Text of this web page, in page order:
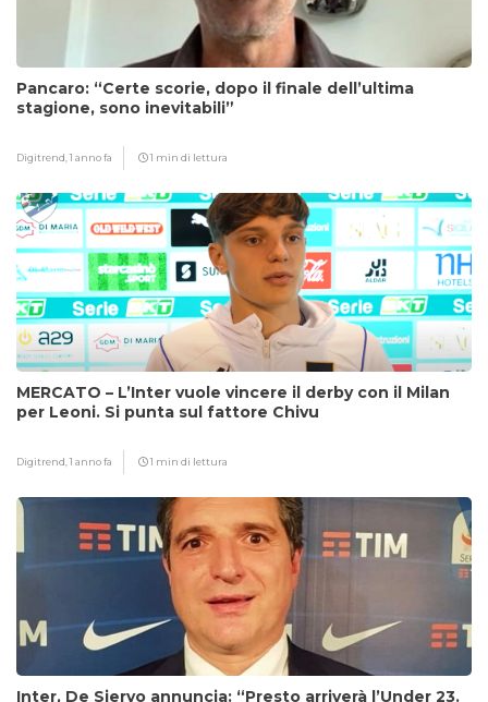
Pancaro: “Certe scorie, dopo il finale dell’ultima
stagione, sono inevitabili”
Digitrend,1 anno fa 1 min di lettura
MERCATO – L’Inter vuole vincere il derby con il Milan
per Leoni. Si punta sul fattore Chivu
Digitrend,1 anno fa 1 min di lettura
Inter, De Siervo annuncia: “Presto arriverà l’Under 23.